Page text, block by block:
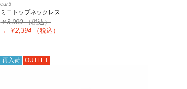
eur3
ミニトップネックレス
￥3,990（税込）
→
￥2,394 （税込）
再入荷 OUTLET